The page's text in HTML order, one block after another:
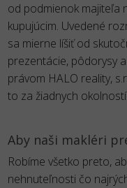
od podmienok majiteľa
kupujúcim. Uvedené
sa mierne líšiť od
prezentácie, pôdorysy
právom HALO reality,
to za žiadnych okolností.
Aby naši makléri
Robíme všetko preto,
nehnuteľnosti čo